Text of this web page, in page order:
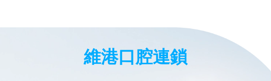
維港口腔連鎖